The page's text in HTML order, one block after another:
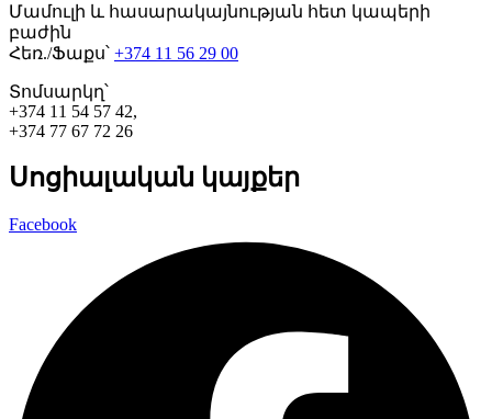
Մամուլի և հասարակայնության հետ կապերի
բաժին
Հեռ./Ֆաքս՝ +374 11 56 29 00
Տոմսարկղ՝
+374 11 54 57 42,
+374 77 67 72 26
Սոցիալական կայքեր
Facebook